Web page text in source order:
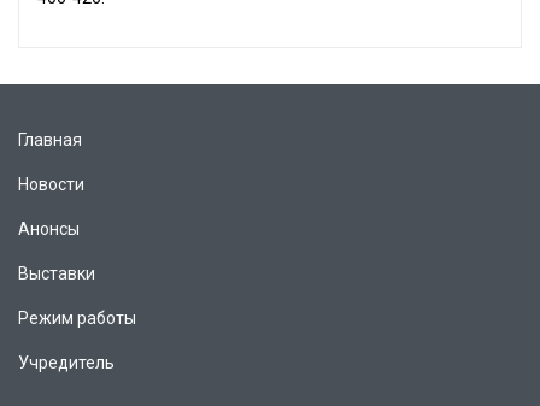
Главная
Новости
Анонсы
Выставки
Режим работы
Учредитель